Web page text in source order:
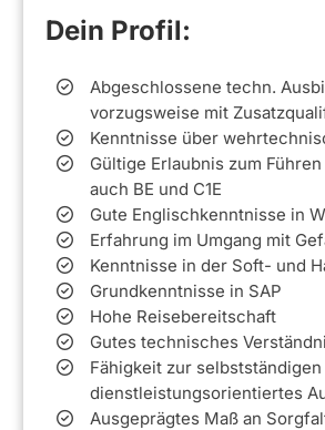
Dein Profil:
Abgeschlossene techn.
vorzugsweise mit
Kenntnisse über
Gültige Erlaubnis zum
auch BE und C1E
Gute Englischkenntnisse in
Erfahrung im Umgang mit
Kenntnisse in der Soft- und
Grundkenntnisse in SAP
Hohe Reisebereitschaft
Gutes technisches
Fähigkeit zur
dienstleistungsorientiertes
Ausgeprägtes Maß an